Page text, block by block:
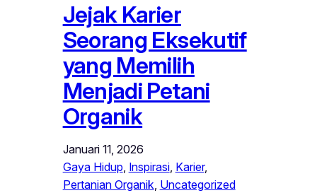
Jejak Karier
Seorang Eksekutif
yang Memilih
Menjadi Petani
Organik
Januari 11, 2026
Gaya Hidup, Inspirasi, Karier
Pertanian Organik, Uncategorized